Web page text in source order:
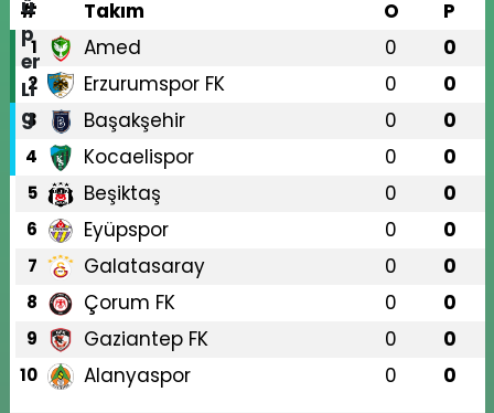
#
Takım O P
1 Amed 0 0
2 Erzurumspor FK 0 0
3 Başakşehir 0 0
4 Kocaelispor 0 0
5 Beşiktaş 0 0
6 Eyüpspor 0 0
7 Galatasaray 0 0
8 Çorum FK 0 0
9 Gaziantep FK 0 0
10 Alanyaspor 0 0